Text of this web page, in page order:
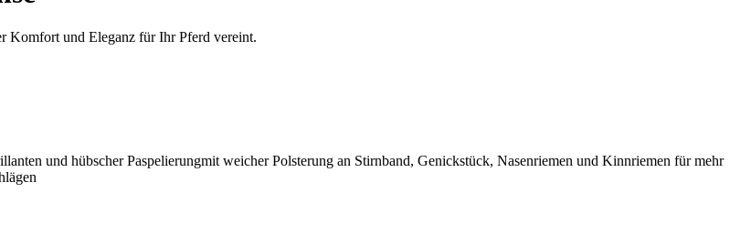
Komfort und Eleganz für Ihr Pferd vereint.
und hübscher Paspelierungmit weicher Polsterung an Stirnband, Genickstück, Nasenriemen und Kinnriemen für mehr